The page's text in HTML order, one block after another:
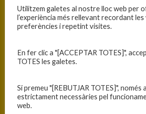
SANT QUIRZE B.C.
Utilitzem galetes al nostre lloc web per
l’experiència més rellevant recordant
preferències i repetint visites.
En fer clic a "[ACCEPTAR TOTES]",
TOTES les galetes.
Si premeu "[REBUTJAR TOTES]", només
estrictament necessàries pel
web.